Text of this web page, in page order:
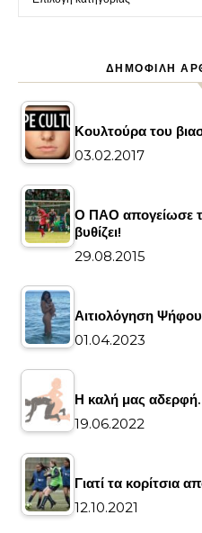
ΔΗΜΟΦΙΛΉ
Κουλτούρα του
03.02.2017
Ο ΠΑΟ απογείωσε
βυθίζει!
29.08.2015
Αιτιολόγηση Ψήφου
01.04.2023
Η καλή μας
19.06.2022
Γιατί τα κορίτσια
12.10.2021